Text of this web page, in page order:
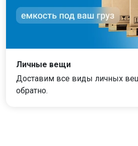
Личные вещи
Доставим все виды личных
обратно.